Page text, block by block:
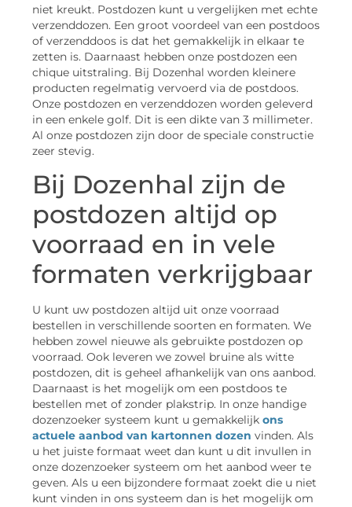
niet kreukt. Postdozen kunt u vergelijken met echte
verzenddozen. Een groot voordeel van een postdoos
of verzenddoos is dat het gemakkelijk in elkaar te
zetten is. Daarnaast hebben onze postdozen een
chique uitstraling. Bij Dozenhal worden kleinere
producten regelmatig vervoerd via de postdoos.
Onze postdozen en verzenddozen worden geleverd
in een enkele golf. Dit is een dikte van 3 millimeter.
Al onze postdozen zijn door de speciale constructie
zeer stevig.
Bij Dozenhal zijn de
postdozen altijd op
voorraad en in vele
formaten verkrijgbaar
U kunt uw postdozen altijd uit onze voorraad
bestellen in verschillende soorten en formaten. We
hebben zowel nieuwe als gebruikte postdozen op
voorraad. Ook leveren we zowel bruine als witte
postdozen, dit is geheel afhankelijk van ons aanbod.
Daarnaast is het mogelijk om een postdoos te
bestellen met of zonder plakstrip. In onze handige
dozenzoeker systeem kunt u gemakkelijk ons
actuele aanbod van kartonnen dozen vinden. Als
u het juiste formaat weet dan kunt u dit invullen in
onze dozenzoeker systeem om het aanbod weer te
geven. Als u een bijzondere formaat zoekt die u niet
kunt vinden in ons systeem dan is het mogelijk om